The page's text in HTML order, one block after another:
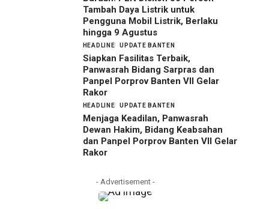
Tambah Daya Listrik untuk
Pengguna Mobil Listrik, Berlaku
hingga 9 Agustus
HEADLINE UPDATE BANTEN
Siapkan Fasilitas Terbaik,
Panwasrah Bidang Sarpras dan
Panpel Porprov Banten VII Gelar
Rakor
HEADLINE UPDATE BANTEN
Menjaga Keadilan, Panwasrah
Dewan Hakim, Bidang Keabsahan
dan Panpel Porprov Banten VII Gelar
Rakor
- Advertisement -